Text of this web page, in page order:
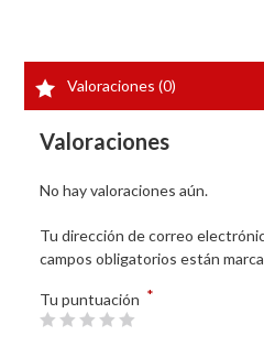
Valoraciones (0)
Valoraciones
No hay valoraciones aún.
Tu dirección de correo
campos obligatorios están
Tu puntuación *